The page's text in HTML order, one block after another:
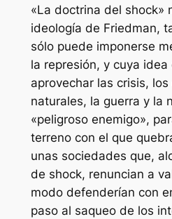
«La doctrina del shock»
ideología de Friedman,
sólo puede imponerse
la represión, y cuya idea
aprovechar las crisis,
naturales, la guerra y la
«peligroso enemigo»,
terreno con el que
unas sociedades que,
de shock, renuncian a
modo defenderían con
paso al saqueo de los